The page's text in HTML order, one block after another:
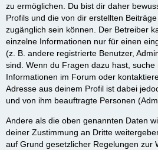
zu ermöglichen. Du bist dir daher
Profils und die von dir erstellten
zugänglich sein können. Der Betreiber
einzelne Informationen nur für einen
(z. B. andere registrierte Benutzer,
sind. Wenn du Fragen dazu hast,
Informationen im Forum oder
Adresse aus deinem Profil ist dabei
und von ihm beauftragte Personen
Andere als die oben genannten Daten
deiner Zustimmung an Dritte
auf Grund gesetzlicher Regelungen zur